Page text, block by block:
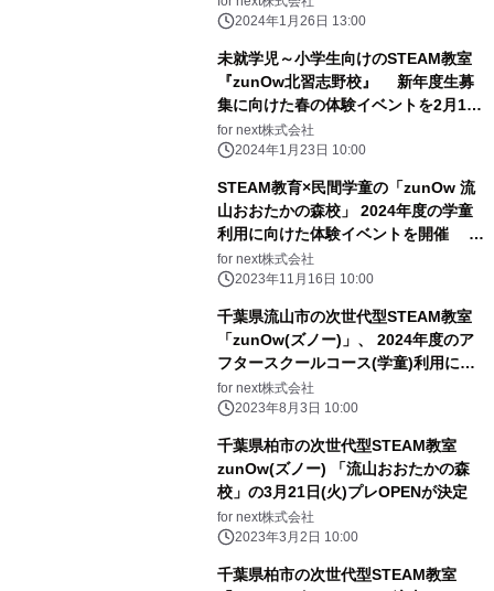
2024年1月26日 13:00
未就学児～小学生向けのSTEAM教室
『zunOw北習志野校』 新年度生募
集に向けた春の体験イベントを2月12
日・23日に開催
for next株式会社
2024年1月23日 10:00
STEAM教育×民間学童の「zunOw 流
山おおたかの森校」 2024年度の学童
利用に向けた体験イベントを開催 ＜
11月23日(木)・12月3日(日)＞
for next株式会社
2023年11月16日 10:00
千葉県流山市の次世代型STEAM教室
「zunOw(ズノー)」、 2024年度のア
フタースクールコース(学童)利用に向
けた 説明会受付をスタート
for next株式会社
2023年8月3日 10:00
千葉県柏市の次世代型STEAM教室
zunOw(ズノー) 「流山おおたかの森
校」の3月21日(火)プレOPENが決定
for next株式会社
2023年3月2日 10:00
千葉県柏市の次世代型STEAM教室